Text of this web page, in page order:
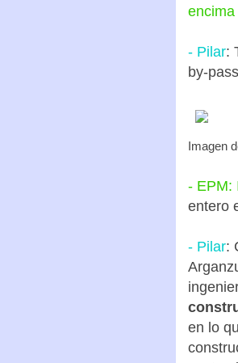
- Pilar:
by-
Imagen
- EPM:
entero
- Pilar:
en lo